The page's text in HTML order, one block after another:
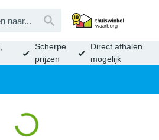
Scherpe
prijzen
Direct afhalen
mogelijk